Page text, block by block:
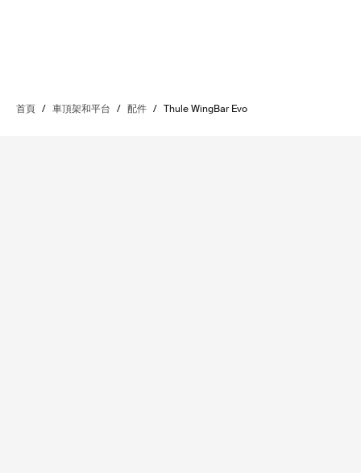
首頁 / 車頂架和平台 / 配件 / Thule WingBar Evo